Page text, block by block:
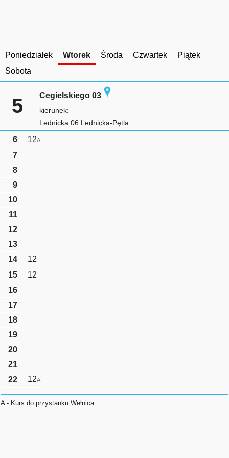
Poniedziałek Wtorek Środa Czwartek
Piątek
Sobota
5 Cegielskiego 03
kierunek:
Lednicka 06 Lednicka-Pętla
6 12A
7
8
9
10
11
12
13
14
12
15
12
16
17
18
19
20
21
22
12A
A - Kurs do przystanku Wełnica